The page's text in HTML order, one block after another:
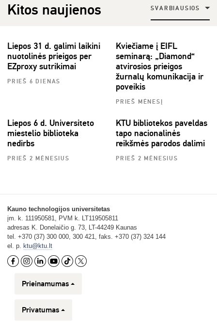
Kitos naujienos SVARBIAUSIOS
Liepos 31 d. galimi laikini
nuotolinės prieigos per
EZproxy sutrikimai
PRIEŠ 6 DIENAS
Kviečiame į EIFL
seminarą: „Diamond“
atvirosios prieigos
žurnalų komunikacija ir
poveikis
PRIEŠ MĖNESĮ
Liepos 6 d. Universiteto
miestelio biblioteka
nedirbs
PRIEŠ 2 MĖNESIUS
KTU bibliotekos paveldas
tapo nacionalinės
reikšmės parodos dalimi
PRIEŠ 2 MĖNESIUS
Kauno technologijos universitetas
įm. k. 111950581, PVM k. LT119505811
adresas K. Donelaičio g. 73, LT-44249 Kaunas
tel. +370 (37) 300 000, 300 421, faks. +370 (37) 324 144
el. p. ktu@ktu.lt
Prieinamumas
Privatumas